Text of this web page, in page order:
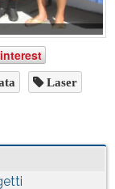
Laser